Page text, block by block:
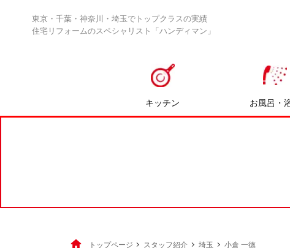
東京・千葉・神奈川・埼玉でトップクラスの実績
住宅リフォームのスペシャリスト「ハンディマン」
キッチン お風呂・
トップページ スタッフ紹介 埼玉 小倉 一徳